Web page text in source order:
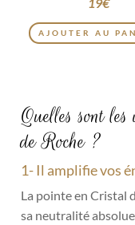
AJOUTER AU
Quelles sont
de Roche ?
1- Il amplifie vos
La pointe en Cristal
sa neutralité